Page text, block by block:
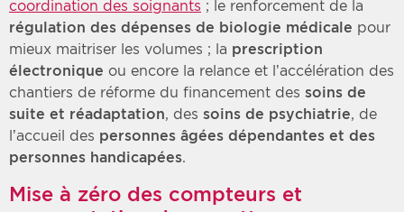
coordination des soignants ; le renforcement de la
régulation des dépenses de biologie médicale pour
mieux maitriser les volumes ; la prescription
électronique ou encore la relance et l’accélération des
chantiers de réforme du financement des soins de
suite et réadaptation, des soins de psychiatrie, de
l’accueil des personnes âgées dépendantes et des
personnes handicapées.
Mise à zéro des compteurs et